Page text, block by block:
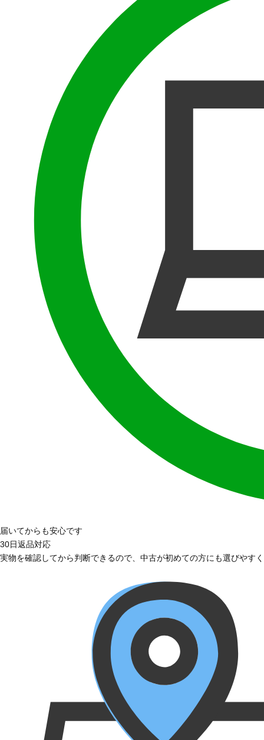
届いてからも安心です
30日返品対応
実物を確認してから判断できるので、中古が初めての方にも選びやす